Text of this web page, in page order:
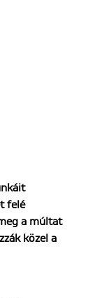
felé
a múltat
közel a